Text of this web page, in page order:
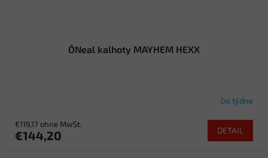
O´Neal kalhoty MAYHEM HEXX
Do týdne
€119,17 ohne MwSt.
€144,20 DETAIL